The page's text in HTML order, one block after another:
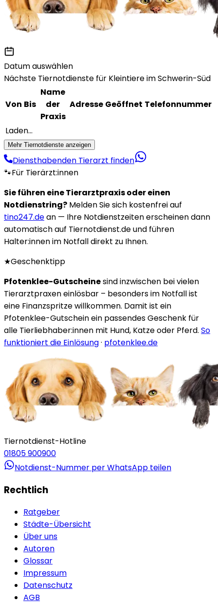
Datum auswählen
Nächste Tiernotdienste für Kleintiere im Schwerin-Süd
Von Bis
Name
der
Praxis
Adresse Geöffnet Telefonnummer
Laden...
Mehr Tiernotdienste anzeigen
Diensthabenden Tierarzt finden
🐾Für Tierärzt:innen
Sie führen eine Tierarztpraxis oder einen
Notdienstring? Melden Sie sich kostenfrei auf
tino247.dean — Ihre Notdienstzeiten erscheinen dann
automatisch auf Tiernotdienst.de und führen
Halter:innen im Notfall direkt zu Ihnen.
★Geschenktipp
Pfotenklee-Gutscheinesind inzwischen bei vielen
Tierarztpraxen einlösbar – besonders im Notfall ist
eine Finanzspritze willkommen. Damit ist ein
Pfotenklee-Gutschein ein passendes Geschenk für
alle Tierliebhaber:innen mit Hund, Katze oder Pferd. So
funktioniert die Einlösung· pfotenklee.de
Tiernotdienst-Hotline
01805 900900
Notdienst-Nummer per WhatsApp teilen
Rechtlich
Ratgeber
Städte-Übersicht
Über uns
Autoren
Glossar
Impressum
Datenschutz
AGB